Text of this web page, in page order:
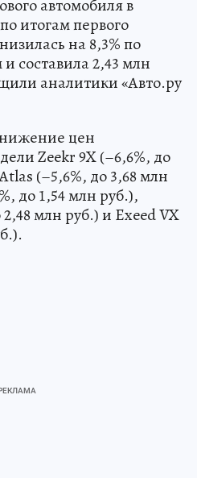
автомобиля в
итогам первого
на 8,3% по
составила 2,43 млн
аналитики «Авто.ру
цен
Zeekr 9X (–6,6%, до
(–5,6%, до 3,68 млн
до 1,54 млн руб.),
млн руб.) и Exeed VX